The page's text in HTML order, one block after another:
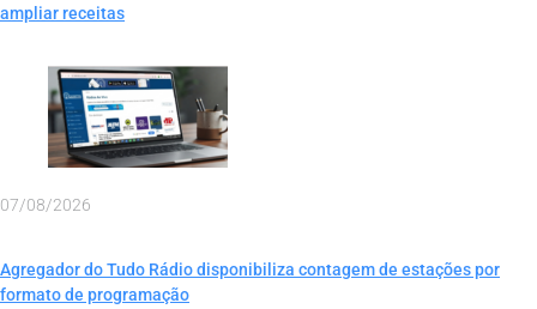
ampliar receitas
07/08/2026
Agregador do Tudo Rádio disponibiliza contagem de estações por
formato de programação